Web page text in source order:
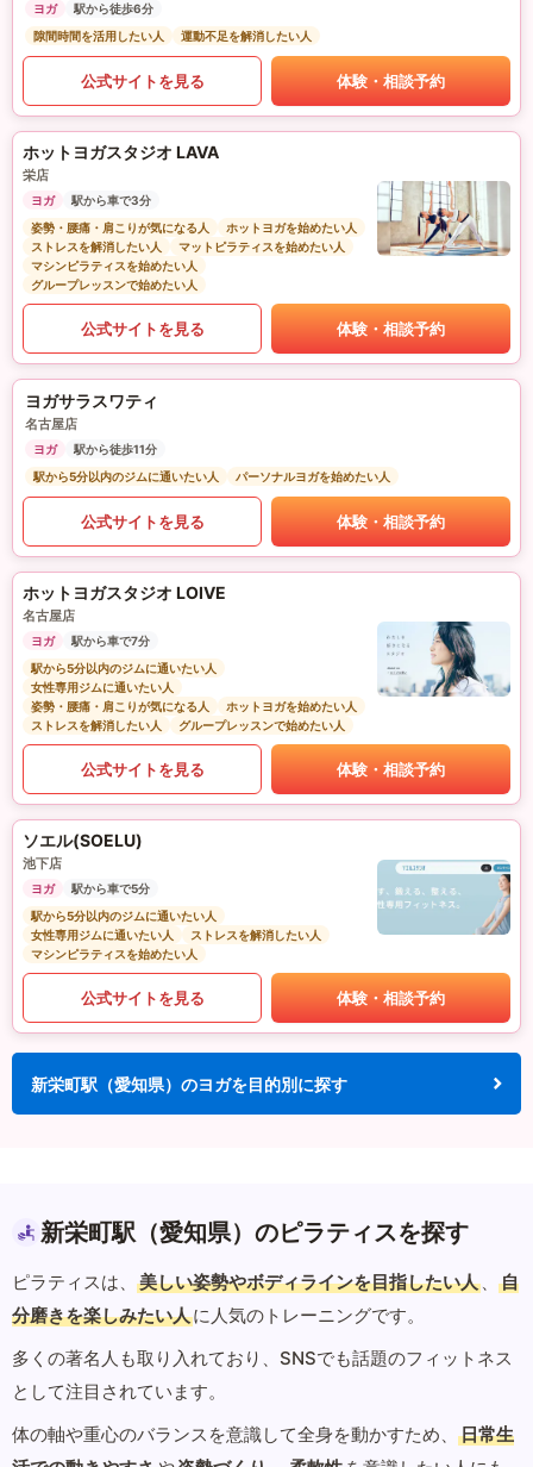
ヨガ
駅から徒歩6分
隙間時間を活用したい人
運動不足を解消したい人
公式サイトを見る 体験・相談予約
ホットヨガスタジオ LAVA
栄店
ヨガ
駅から車で3分
姿勢・腰痛・肩こりが気になる人
ホットヨガを始めたい人
ストレスを解消したい人
マットピラティスを始めたい人
マシンピラティスを始めたい人
グループレッスンで始めたい人
公式サイトを見る 体験・相談予約
ヨガサラスワティ
名古屋店
ヨガ
駅から徒歩11分
駅から5分以内のジムに通いたい人
パーソナルヨガを始めたい人
公式サイトを見る 体験・相談予約
ホットヨガスタジオ LOIVE
名古屋店
ヨガ
駅から車で7分
駅から5分以内のジムに通いたい人
女性専用ジムに通いたい人
姿勢・腰痛・肩こりが気になる人
ホットヨガを始めたい人
ストレスを解消したい人
グループレッスンで始めたい人
公式サイトを見る 体験・相談予約
ソエル(SOELU)
池下店
ヨガ
駅から車で5分
駅から5分以内のジムに通いたい人
女性専用ジムに通いたい人
ストレスを解消したい人
マシンピラティスを始めたい人
公式サイトを見る 体験・相談予約
新栄町駅（愛知県）のヨガを目的別に探す
新栄町駅（愛知県）のピラティスを探す
ピラティスは、 美しい姿勢やボディラインを目指したい人 、
自
分磨きを楽しみたい人に人気のトレーニングです。
多くの著名人も取り入れており、SNSでも話題のフィットネス
として注目されています。
体の軸や重心のバランスを意識して全身を動かすため、
日常生